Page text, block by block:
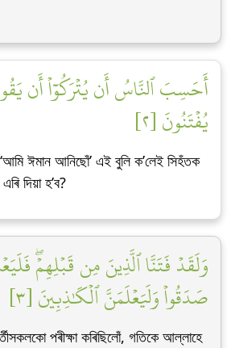
أَحَسِبَ ٱلنَّاسُ أَن يُتۡرَكُوٓاْ أَن
يُفۡتَنُونَ [٢]
‘আমি ঈমান আনিছোঁ’ এই বুলি ক’লেই সিহঁতক
দিয়া হ’ব?
وَلَقَدۡ فَتَنَّا ٱلَّذِينَ مِن قَبۡلِهِمۡۖ
صَدَقُواْ وَلَيَعۡلَمَنَّ ٱلۡكَٰذِبِينَ [٣]
পৰীক্ষা কৰিছিলোঁ, গতিকে আল্লাহে